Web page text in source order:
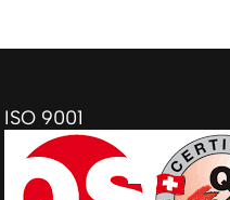
ISO 9001